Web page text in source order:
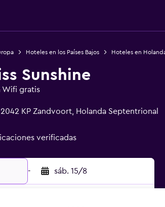
Hoteles en los Países Bajos Hoteles en
Sunshine
Wifi gratis
KP Zandvoort, Holanda Septentrional
verificadas
- sáb. 15/8